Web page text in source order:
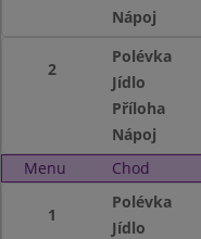
Nápoj
2
Polévka
Jídlo
Příloha
Nápoj
Menu
Chod
1
Polévka
Jídlo